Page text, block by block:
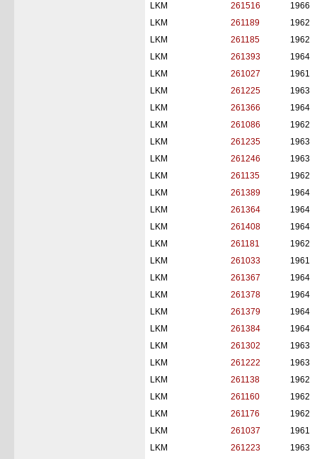
LKM
261516
1966
LKM
261189
1962
LKM
261185
1962
LKM
261393
1964
LKM
261027
1961
LKM
261225
1963
LKM
261366
1964
LKM
261086
1962
LKM
261235
1963
LKM
261246
1963
LKM
261135
1962
LKM
261389
1964
LKM
261364
1964
LKM
261408
1964
LKM
261181
1962
LKM
261033
1961
LKM
261367
1964
LKM
261378
1964
LKM
261379
1964
LKM
261384
1964
LKM
261302
1963
LKM
261222
1963
LKM
261138
1962
LKM
261160
1962
LKM
261176
1962
LKM
261037
1961
LKM
261223
1963